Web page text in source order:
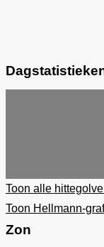
Toon alle
Toon Hellmann-
Zon